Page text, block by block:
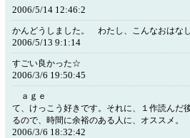
2006/5/14 12:46:2
かんどうしました。 わたし、こんなおはな
2006/5/13 9:1:14
すごい良かった☆
2006/3/6 19:50:45
ａｇｅ
て、けっこう好きです。それに、１作読んだ
るので、時間に余裕のある人に、オススメ。
2006/3/6 18:32:42